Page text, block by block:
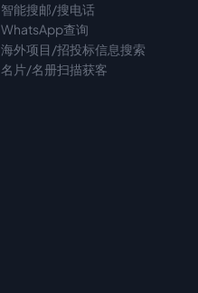
智能搜邮/搜电话
WhatsApp查询
海外项目/招投标信息搜索
名片/名册扫描获客